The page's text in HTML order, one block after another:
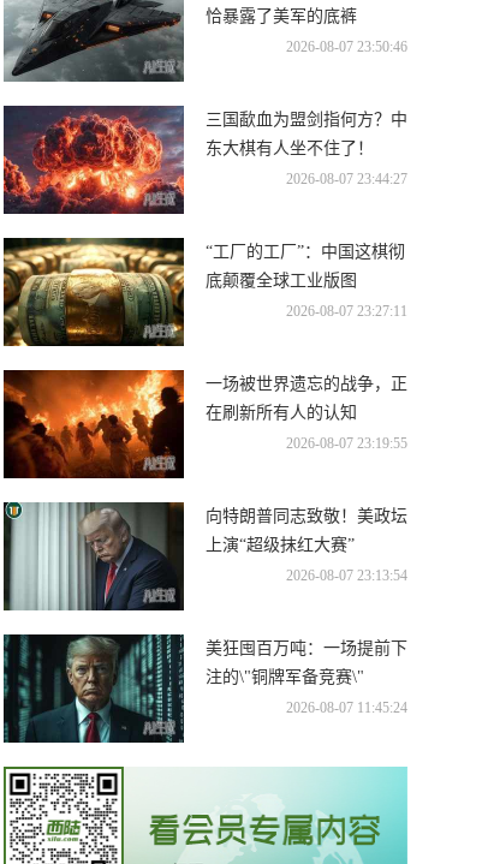
恰暴露了美军的底裤
2026-08-07 23:50:46
三国歃血为盟剑指何方？中
东大棋有人坐不住了！
2026-08-07 23:44:27
“工厂的工厂”：中国这棋彻
底颠覆全球工业版图
2026-08-07 23:27:11
一场被世界遗忘的战争，正
在刷新所有人的认知
2026-08-07 23:19:55
向特朗普同志致敬！美政坛
上演“超级抹红大赛”
2026-08-07 23:13:54
美狂囤百万吨：一场提前下
注的\"铜牌军备竞赛\"
2026-08-07 11:45:24